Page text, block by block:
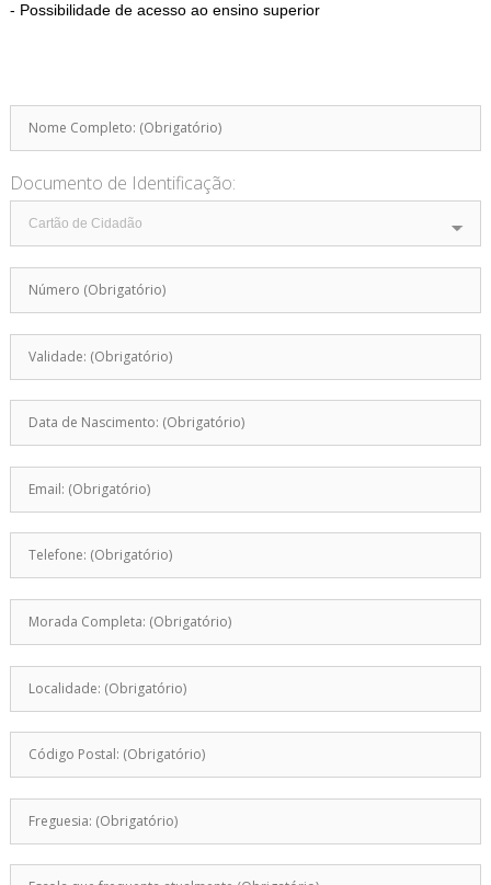
- Possibilidade de acesso ao ensino superior
Documento de Identificação: